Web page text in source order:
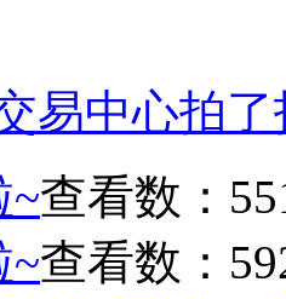
易中心拍
~查看数：
~查看数：